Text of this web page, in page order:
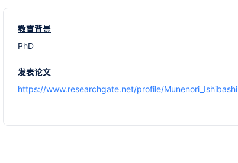
教育背景
PhD
发表论文
https://www.researchgate.net/profile/Munenori_Ishibashi